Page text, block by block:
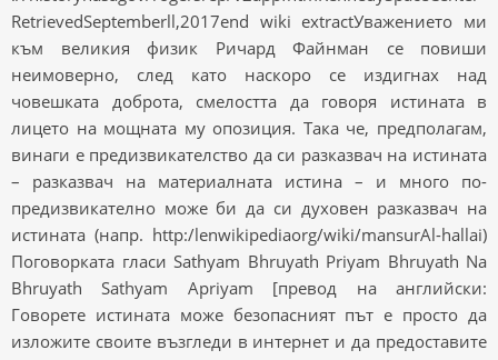
RetrievedSeptemberll,2017end wiki extractУважението ми
към великия физик Ричард Файнман се повиши
неимоверно, след като наскоро се издигнах над
човешката доброта, смелостта да говоря истината в
лицето на мощната му опозиция. Така че, предполагам,
винаги е предизвикателство да си разказвач на истината
– разказвач на материалната истина – и много по-
предизвикателно може би да си духовен разказвач на
истината (напр. http:/lenwikipediaorg/wiki/mansurAl-hallai)
Поговорката гласи Sathyam Bhruyath Priyam Bhruyath Na
Bhruyath Sathyam Apriyam [превод на английски:
Говорете истината може безопасният път е просто да
изложите своите възгледи в интернет и да предоставите